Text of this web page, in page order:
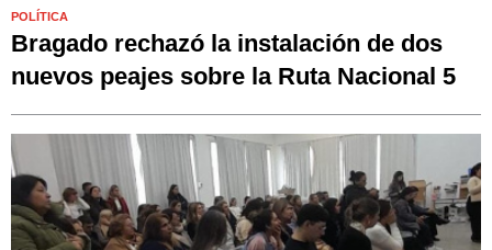
POLÍTICA
Bragado rechazó la instalación de dos
nuevos peajes sobre la Ruta Nacional 5